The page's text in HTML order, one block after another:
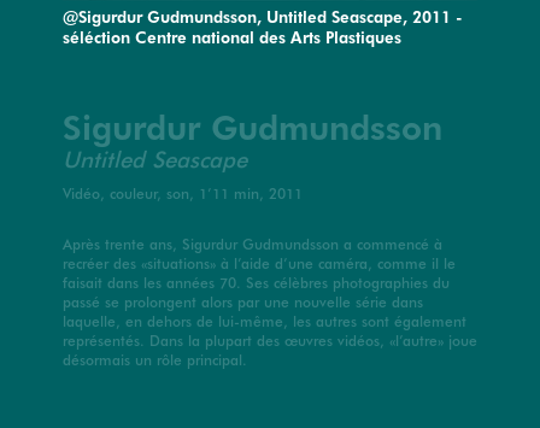
@Sigurdur Gudmundsson, Untitled Seascape, 2011 -
séléction Centre national des Arts Plastiques
Sigurdur Gudmundsson
Untitled Seascape
Vidéo, couleur, son, 1’11 min, 2011
Après trente ans, Sigurdur Gudmundsson a commencé à
recréer des «situations» à l’aide d’une caméra, comme il le
faisait dans les années 70. Ses célèbres photographies du
passé se prolongent alors par une nouvelle série dans
laquelle, en dehors de lui-même, les autres sont également
représentés. Dans la plupart des œuvres vidéos, «l’autre» joue
désormais un rôle principal.